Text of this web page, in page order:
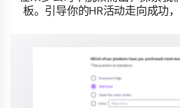
板。引导你的HR活动走向成功